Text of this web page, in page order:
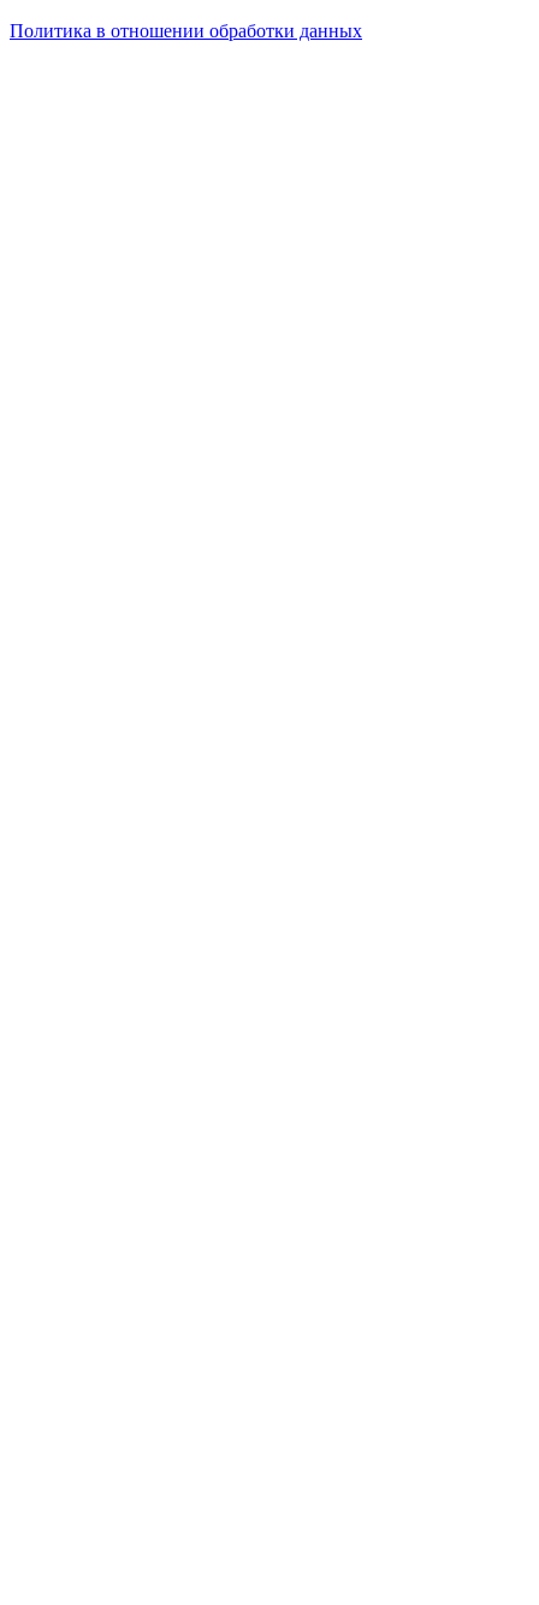
Политика в отношении обработки данных